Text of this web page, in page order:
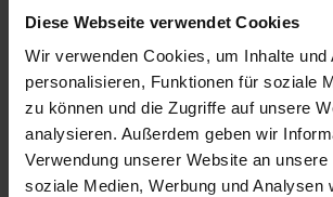
Diese Webseite verwendet Cookies
Wir verwenden Cookies, um Inhalte und
personalisieren, Funktionen für soziale
zu können und die Zugriffe auf unsere
analysieren. Außerdem geben wir
Verwendung unserer Website an
soziale Medien, Werbung und Analysen
Buch »Philosophie als Lebensform«
eine Art »philosophische Praxis« in
gekommen. Philosophie sei nicht nur
des Denkens, sondern auch eine
Philosophie eröffne die Möglichkeit